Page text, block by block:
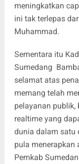
meningkatkan
ini tak terlepas
Muhammad.
Sementara itu
Sumedang
selamat atas
memang telah
pelayanan publik,
realtime yang
dunia dalam satu
pula menerapkan
Pemkab